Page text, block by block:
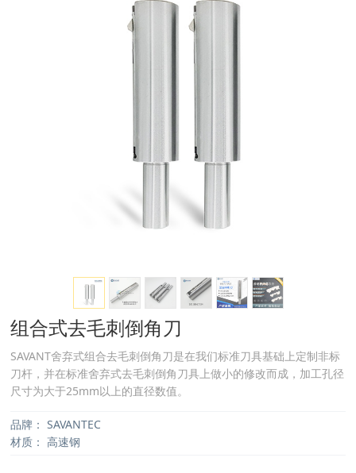
组合式去毛刺倒角刀
SAVANT舍弃式组合去毛刺倒角刀是在我们标准刀具基础上定制非标
刀杆，并在标准舍弃式去毛刺倒角刀具上做小的修改而成，加工孔径
尺寸为大于25mm以上的直径数值。
品牌： SAVANTEC
材质： 高速钢